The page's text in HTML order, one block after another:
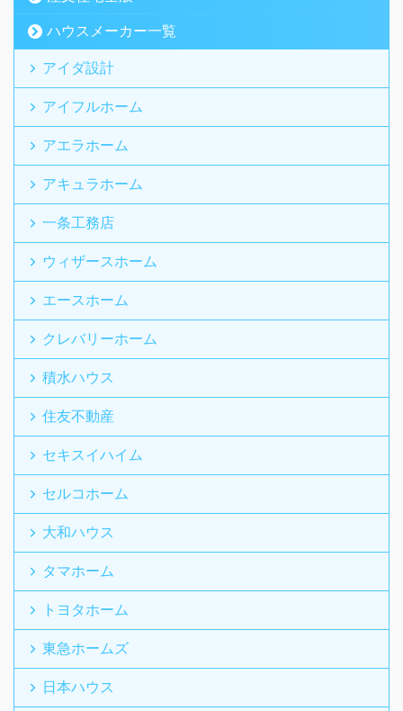
ハウスメーカー一覧
アイダ設計
アイフルホーム
アエラホーム
アキュラホーム
一条工務店
ウィザースホーム
エースホーム
クレバリーホーム
積水ハウス
住友不動産
セキスイハイム
セルコホーム
大和ハウス
タマホーム
トヨタホーム
東急ホームズ
日本ハウス